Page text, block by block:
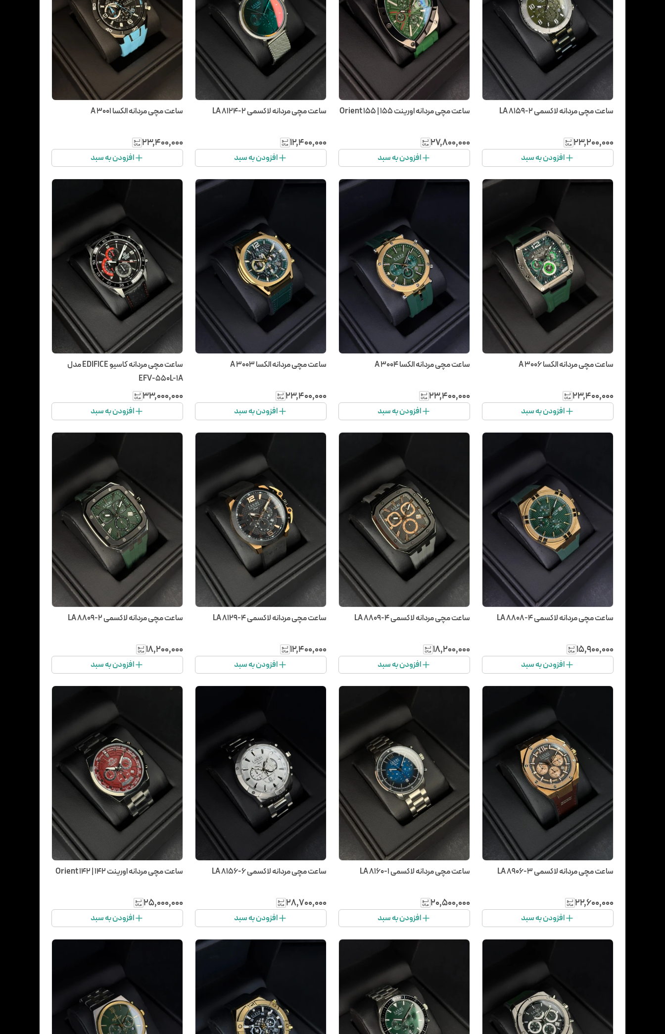
ساعت مچی مردانه لاکسمی LA 8159-2
۲۳٬۲۰۰٬۰۰۰
افزودن به سبد
ساعت مچی مردانه اورینت 155 | Orient 155
۲۷٬۸۰۰٬۰۰۰
افزودن به سبد
ساعت مچی مردانه لاکسمی LA 8124-2
۱۲٬۴۰۰٬۰۰۰
افزودن به سبد
ساعت مچی مردانه الکسا A 3001
۲۳٬۴۰۰٬۰۰۰
افزودن به سبد
ساعت مچی مردانه الکسا A 3006
۲۳٬۴۰۰٬۰۰۰
افزودن به سبد
ساعت مچی مردانه الکسا A 3004
۲۳٬۴۰۰٬۰۰۰
افزودن به سبد
ساعت مچی مردانه الکسا A 3003
۲۳٬۴۰۰٬۰۰۰
افزودن به سبد
ساعت مچی مردانه کاسیو EDIFICE مدل
EFV-550L-1A
۳۳٬۰۰۰٬۰۰۰
افزودن به سبد
ساعت مچی مردانه لاکسمی LA 8808-4
۱۵٬۹۰۰٬۰۰۰
افزودن به سبد
ساعت مچی مردانه لاکسمی LA 8809-4
۱۸٬۲۰۰٬۰۰۰
افزودن به سبد
ساعت مچی مردانه لاکسمی LA 8129-4
۱۲٬۴۰۰٬۰۰۰
افزودن به سبد
ساعت مچی مردانه لاکسمی LA 8809-2
۱۸٬۲۰۰٬۰۰۰
افزودن به سبد
ساعت مچی مردانه لاکسمی LA 8906-3
۲۲٬۶۰۰٬۰۰۰
افزودن به سبد
ساعت مچی مردانه لاکسمی LA 8160-1
۲۰٬۵۰۰٬۰۰۰
افزودن به سبد
ساعت مچی مردانه لاکسمی LA 8156-6
۲۸٬۷۰۰٬۰۰۰
افزودن به سبد
ساعت مچی مردانه اورینت 142 | Orient 142
۲۵٬۰۰۰٬۰۰۰
افزودن به سبد